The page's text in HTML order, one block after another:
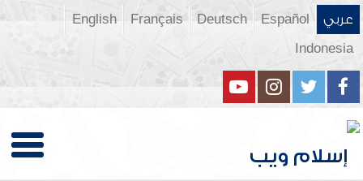
عربي Español
Deutsch
Français
English
Indonesia